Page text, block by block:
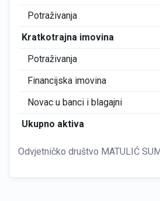
Potraživanja
Kratkotrajna imovina
Potraživanja
Financijska imovina
Novac u banci i blagajni
Ukupno aktiva
Odvjetničko društvo MATULIĆ